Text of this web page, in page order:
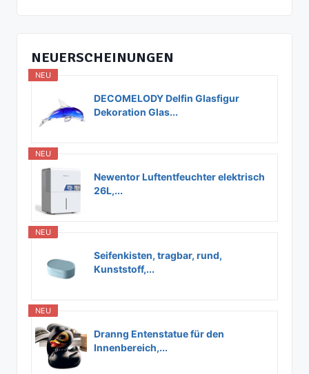
NEUERSCHEINUNGEN
NEU
DECOMELODY Delfin Glasfigur
Dekoration Glas...
NEU
Newentor Luftentfeuchter elektrisch
26L,...
NEU
Seifenkisten, tragbar, rund,
Kunststoff,...
NEU
Dranng Entenstatue für den
Innenbereich,...